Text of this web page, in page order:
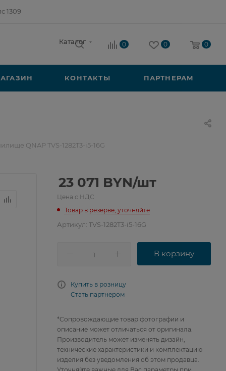
1309
Каталог 0 0 0
КОНТАКТЫ ПАРТНЕРАМ
QNAP TVS-1282T3-i5-16G
23 071 BYN/шт
Цена с НДС
Товар в резерве, уточняйте
Артикул: TVS-1282T3-i5-16G
В корзину
Купить в розницу
Стать партнером
*Сопровождающие товар фотографии и
описание может отличаться от оригинала.
Производитель может изменять дизайн,
технические характеристики и комплектацию
изделия без уведомления об этом продавца.